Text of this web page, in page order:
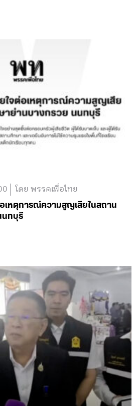
โดย พรรคเพื่อไทย
เหตุการณ์ความสูญเสียในสถาน
นทบุรี